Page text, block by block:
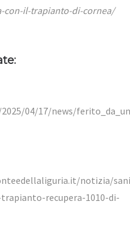
con-il-trapianto-di-cornea/
04/17/news/
notizia/
recupera-1010-di-